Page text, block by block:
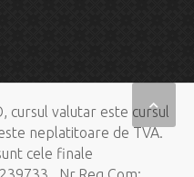
cursul valutar este cursul
neplatitoare de TVA.
cele finale